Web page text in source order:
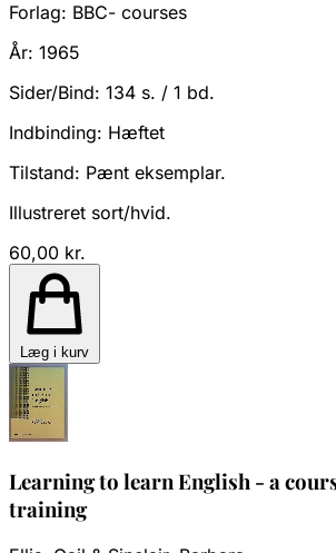
Forlag: BBC- courses
År: 1965
Sider/Bind: 134 s. / 1 bd.
Indbinding: Hæftet
Tilstand: Pænt eksemplar.
Illustreret sort/hvid.
60,00 kr.
Læg i kurv
Learning to learn English - a
training